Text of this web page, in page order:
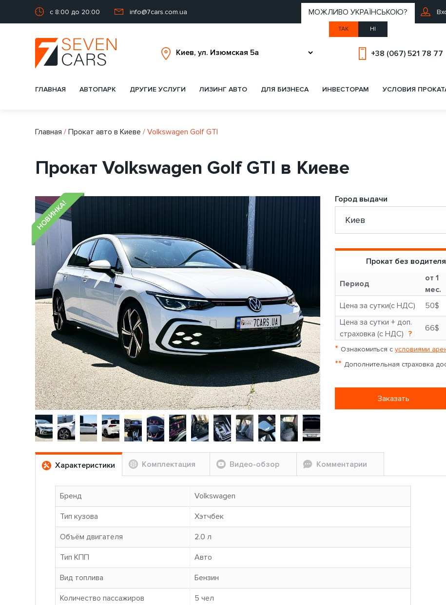
с 8:00 до 20:00 info@7cars.com.ua МОЖЛИВО УКРАЇНСЬКОЮ?
ТАК НІ
+38 (067) 521 78 77
ГЛАВНАЯ АВТОПАРК ДРУГИЕ УСЛУГИ ЛИЗИНГ АВТО ДЛЯ БИЗНЕСА ИНВЕСТОРАМ УСЛОВИЯ
Главная / Прокат авто в Киеве / Volkswagen Golf GTI
Прокат Volkswagen Golf GTI в Киеве
НОВИНКА! Город выдачи
Прокат без водителя
Период
от 1
мес.
Цена за сутки(с НДС) 50$
Цена за сутки + доп.
страховка (с НДС) ?
66$
* Ознакомиться с условиями
** Дополнительная страховка
Заказать
Характеристики Комплектация Видео-обзор Комментарии
Бренд Volkswagen
Тип кузова Хэтчбек
Объём двигателя 2.0 л
Тип КПП Авто
Вид топлива Бензин
Количество пассажиров 5 чел